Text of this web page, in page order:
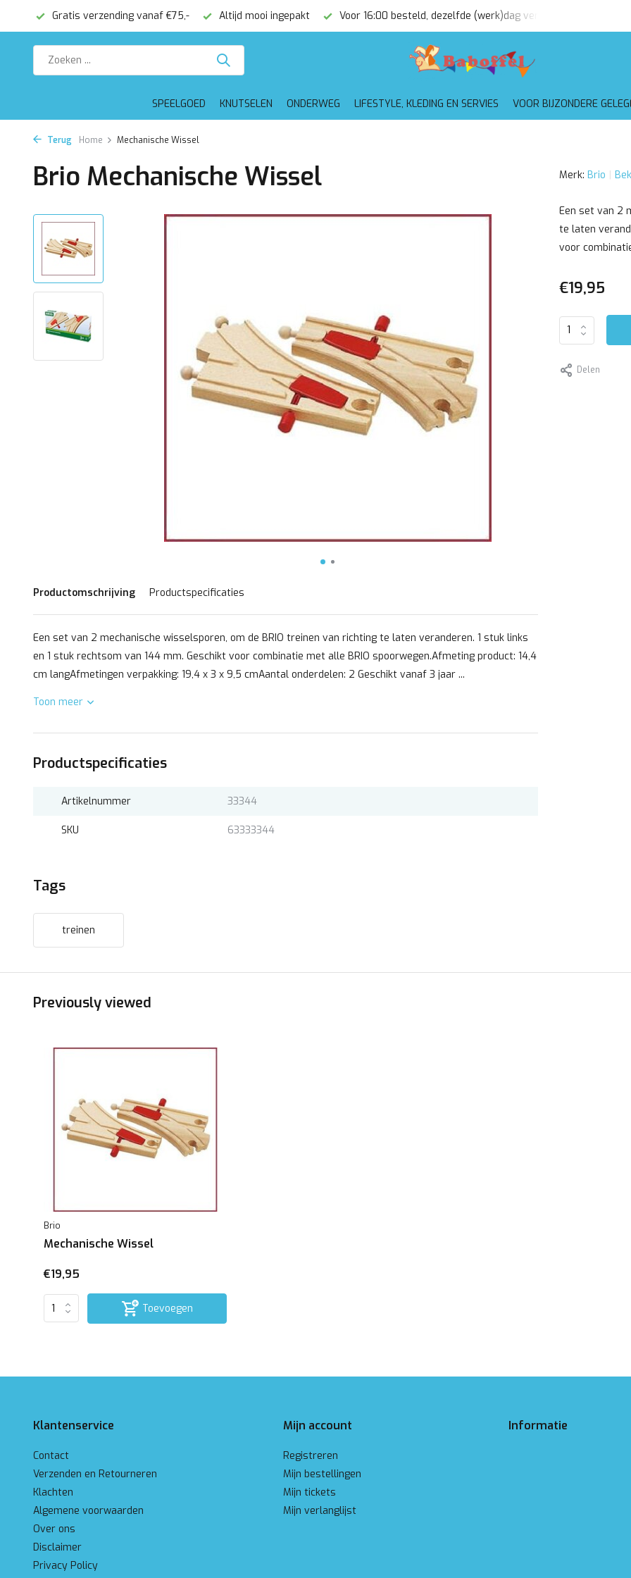
Gratis verzending vanaf €75,- Altijd mooi ingepakt Voor 16:00 besteld, dezelfde (werk)dag verzonden
SPEELGOED KNUTSELEN ONDERWEG LIFESTYLE, KLEDING EN SERVIES VOOR BIJZONDERE
Terug Home Mechanische Wissel
Brio Mechanische Wissel
Productomschrijving Productspecificaties
Een set van 2 mechanische wisselsporen, om de BRIO treinen van richting te laten veranderen. 1 stuk links
en 1 stuk rechtsom van 144 mm. Geschikt voor combinatie met alle BRIO spoorwegen.Afmeting product: 14,4
cm langAfmetingen verpakking: 19,4 x 3 x 9,5 cmAantal onderdelen: 2 Geschikt vanaf 3 jaar ...
Toon meer
Productspecificaties
Artikelnummer 33344
SKU 63333344
Merk: Brio
Een set van 2
te laten
voor
€19,95
Delen
Tags
treinen
Previously viewed
Brio
Mechanische Wissel
€19,95
Toevoegen
Klantenservice
Contact
Verzenden en Retourneren
Klachten
Algemene voorwaarden
Over ons
Disclaimer
Privacy Policy
Mijn account
Registreren
Mijn bestellingen
Mijn tickets
Mijn verlanglijst
Informatie